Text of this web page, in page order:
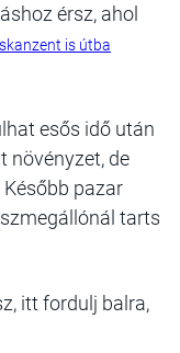
érsz, ahol
is útba
esős idő után
növényzet, de
pazar
tarts
itt fordulj balra,